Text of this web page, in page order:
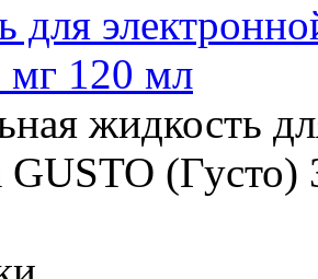
для
мг 120 мл
жидкость
GUSTO